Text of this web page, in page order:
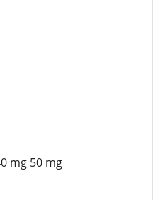
mg 50 mg